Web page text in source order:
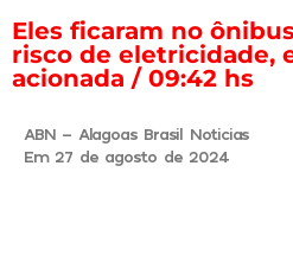
Eles ficaram no
risco de eletricidade,
acionada / 09:42 hs
ABN - Alagoas Brasil Noticias
Em 27 de agosto de 2024